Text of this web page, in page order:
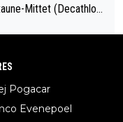
Mittet (Decathlon,
10. Vacek (Li
Pogacar
Evenepoel